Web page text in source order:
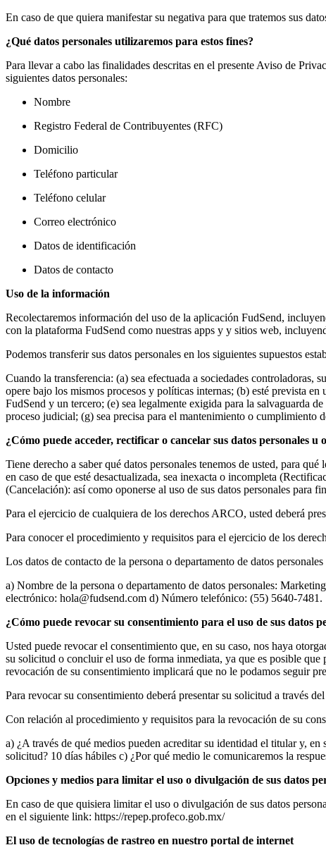
En caso de que quiera manifestar su negativa para que tratemos sus
¿Qué datos personales utilizaremos para estos fines?
Para llevar a cabo las finalidades descritas en el presente Aviso de
siguientes datos personales:
Nombre
Registro Federal de Contribuyentes (RFC)
Domicilio
Teléfono particular
Teléfono celular
Correo electrónico
Datos de identificación
Datos de contacto
Uso de la información
Recolectaremos información del uso de la aplicación FudSend,
con la plataforma FudSend como nuestras apps y y sitios web,
Podemos transferir sus datos personales en los siguientes supuestos
Cuando la transferencia: (a) sea efectuada a sociedades
opere bajo los mismos procesos y políticas internas; (b) esté prevista
FudSend y un tercero; (e) sea legalmente exigida para la salvaguarda
proceso judicial; (g) sea precisa para el mantenimiento o cumplimiento
¿Cómo puede acceder, rectificar o cancelar sus datos personales u
Tiene derecho a saber qué datos personales tenemos de usted, para
en caso de que esté desactualizada, sea inexacta o incompleta
(Cancelación): así como oponerse al uso de sus datos personales para
Para el ejercicio de cualquiera de los derechos ARCO, usted deberá
Para conocer el procedimiento y requisitos para el ejercicio de los
Los datos de contacto de la persona o departamento de datos
a) Nombre de la persona o departamento de datos personales:
electrónico: hola@fudsend.com d) Número telefónico: (55) 5640-7481.
¿Cómo puede revocar su consentimiento para el uso de sus datos
Usted puede revocar el consentimiento que, en su caso, nos haya
su solicitud o concluir el uso de forma inmediata, ya que es posible
revocación de su consentimiento implicará que no le podamos seguir
Para revocar su consentimiento deberá presentar su solicitud a través
Con relación al procedimiento y requisitos para la revocación de su
a) ¿A través de qué medios pueden acreditar su identidad el titular y,
solicitud? 10 días hábiles c) ¿Por qué medio le comunicaremos la
Opciones y medios para limitar el uso o divulgación de sus datos
En caso de que quisiera limitar el uso o divulgación de sus datos
en el siguiente link: https://repep.profeco.gob.mx/
El uso de tecnologías de rastreo en nuestro portal de internet